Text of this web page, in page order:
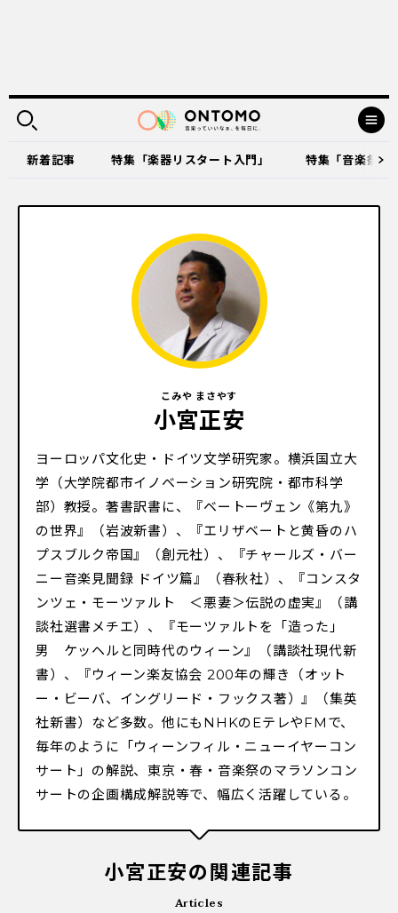
新着記事 特集「楽器リスタート入門」 特集「音楽祭
こみや まさやす
小宮正安
ヨーロッパ文化史・ドイツ文学研究家。横浜国立大
学（大学院都市イノベーション研究院・都市科学
部）教授。著書訳書に、『ベートーヴェン《第九》
の世界』（岩波新書）、『エリザベートと黄昏のハ
プスブルク帝国』（創元社）、『チャールズ・バー
ニー音楽見聞録 ドイツ篇』（春秋社）、『コンスタ
ンツェ・モーツァルト ＜悪妻＞伝説の虚実』（講
談社選書メチエ）、『モーツァルトを「造った」
男 ケッヘルと同時代のウィーン』（講談社現代新
書）、『ウィーン楽友協会 200年の輝き（オット
ー・ビーバ、イングリード・フックス著）』（集英
社新書）など多数。他にもNHKのEテレやFMで、
毎年のように「ウィーンフィル・ニューイヤーコン
サート」の解説、東京・春・音楽祭のマラソンコン
サートの企画構成解説等で、幅広く活躍している。
小宮正安の関連記事
Articles